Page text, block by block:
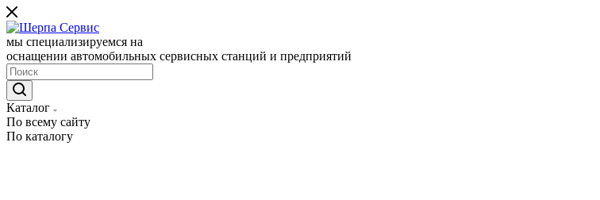
мы специализируемся на
оснащении автомобильных сервисных станций и предприятий
Каталог
По всему сайту
По каталогу